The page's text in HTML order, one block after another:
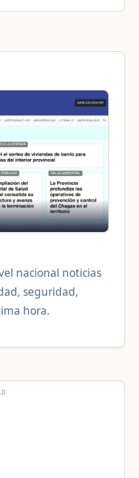
nacional noticias
seguridad,
hora.